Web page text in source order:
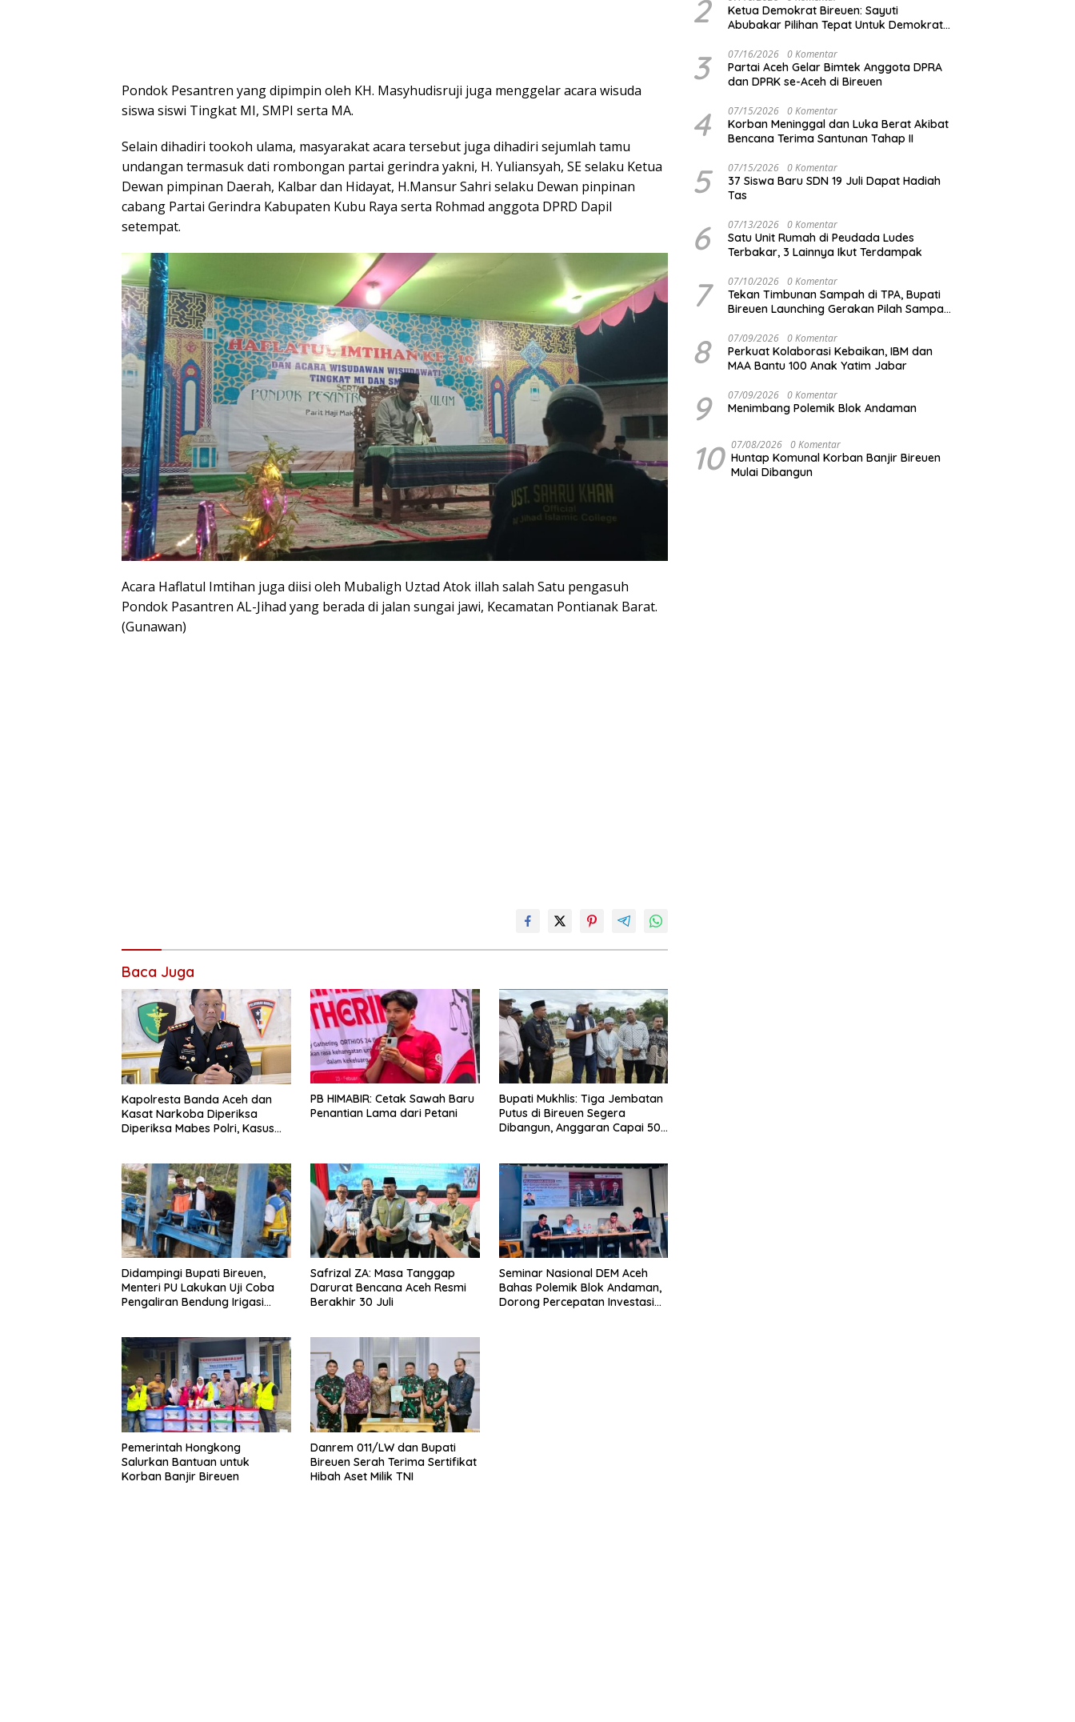
Pondok Pesantren yang dipimpin oleh KH. Masyhudisruji juga menggelar acara wisuda
siswa siswi Tingkat MI, SMPI serta MA.
Selain dihadiri tookoh ulama, masyarakat acara tersebut juga dihadiri sejumlah tamu
undangan termasuk dati rombongan partai gerindra yakni, H. Yuliansyah, SE selaku Ketua
Dewan pimpinan Daerah, Kalbar dan Hidayat, H.Mansur Sahri selaku Dewan pinpinan
cabang Partai Gerindra Kabupaten Kubu Raya serta Rohmad anggota DPRD Dapil
setempat.
Acara Haflatul Imtihan juga diisi oleh Mubaligh Uztad Atok illah salah Satu pengasuh
Pondok Pasantren AL-Jihad yang berada di jalan sungai jawi, Kecamatan Pontianak Barat.
(Gunawan)
Baca Juga
Kapolresta Banda Aceh dan
Kasat Narkoba Diperiksa
Diperiksa Mabes Polri, Kasus
PB HIMABIR: Cetak Sawah Baru
Penantian Lama dari Petani
Bupati Mukhlis: Tiga Jembatan
Putus di Bireuen Segera
Dibangun, Anggaran Capai 500
Didampingi Bupati Bireuen,
Menteri PU Lakukan Uji Coba
Pengaliran Bendung Irigasi
Safrizal ZA: Masa Tanggap
Darurat Bencana Aceh Resmi
Berakhir 30 Juli
Seminar Nasional DEM Aceh
Bahas Polemik Blok Andaman,
Dorong Percepatan Investasi
Pemerintah Hongkong
Salurkan Bantuan untuk
Korban Banjir Bireuen
Danrem 011/LW dan Bupati
Bireuen Serah Terima Sertifikat
Hibah Aset Milik TNI
2
Ketua Demokrat Bireuen: Sayuti
Abubakar Pilihan Tepat Untuk Demokrat
3 07/16/2026 0 Komentar
Partai Aceh Gelar Bimtek Anggota DPRA
dan DPRK se-Aceh di Bireuen
4 07/15/2026 0 Komentar
Korban Meninggal dan Luka Berat Akibat
Bencana Terima Santunan Tahap II
5 07/15/2026 0 Komentar
37 Siswa Baru SDN 19 Juli Dapat Hadiah
Tas
6 07/13/2026 0 Komentar
Satu Unit Rumah di Peudada Ludes
Terbakar, 3 Lainnya Ikut Terdampak
7 07/10/2026 0 Komentar
Tekan Timbunan Sampah di TPA, Bupati
Bireuen Launching Gerakan Pilah Sampah
8 07/09/2026 0 Komentar
Perkuat Kolaborasi Kebaikan, IBM dan
MAA Bantu 100 Anak Yatim Jabar
9 07/09/2026 0 Komentar
Menimbang Polemik Blok Andaman
10 07/08/2026 0 Komentar
Huntap Komunal Korban Banjir Bireuen
Mulai Dibangun